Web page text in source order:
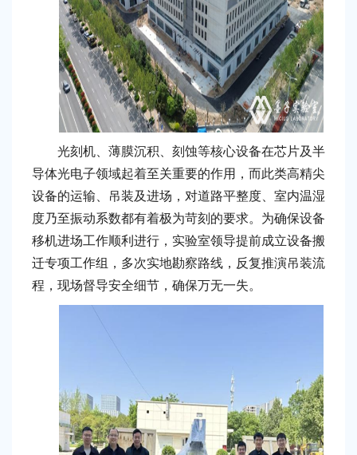
光刻机、薄膜沉积、刻蚀等核心设备在芯片及半
导体光电子领域起着至关重要的作用，而此类高精尖
设备的运输、吊装及进场，对道路平整度、室内温湿
度乃至振动系数都有着极为苛刻的要求。为确保设备
移机进场工作顺利进行，实验室领导提前成立设备搬
迁专项工作组，多次实地勘察路线，反复推演吊装流
程，现场督导安全细节，确保万无一失。